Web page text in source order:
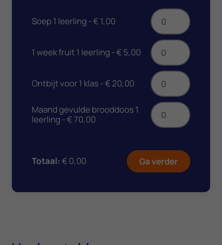
Soep 1 leerling -€ 1,00
1 week fruit 1 leerling -€ 5,00
Ontbijt voor 1 klas -€ 20,00
Maand gevulde brooddoos 1
leerling -€ 70,00
E-mailadres
Bericht
Totaal: € 0,00 Ga verder